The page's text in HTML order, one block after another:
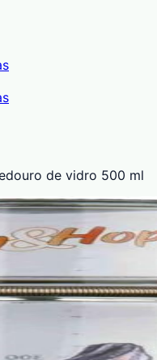
de vidro 500 ml